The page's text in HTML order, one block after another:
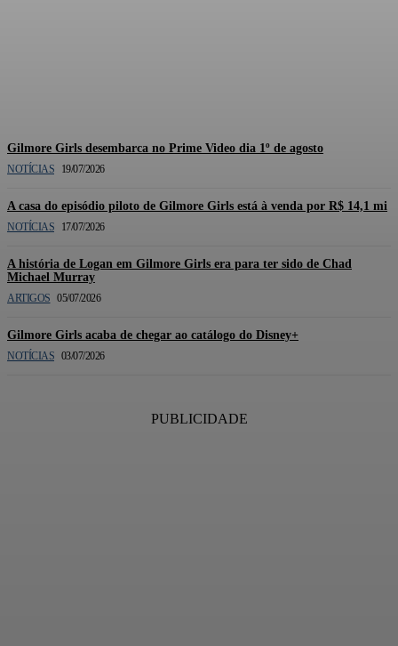
Gilmore Girls desembarca no Prime Video dia 1º de agosto
NOTÍCIAS 19/07/2026
A casa do episódio piloto de Gilmore Girls está à venda por R$ 14,1 mi
NOTÍCIAS 17/07/2026
A história de Logan em Gilmore Girls era para ter sido de Chad
Michael Murray
ARTIGOS 05/07/2026
Gilmore Girls acaba de chegar ao catálogo do Disney+
NOTÍCIAS 03/07/2026
PUBLICIDADE